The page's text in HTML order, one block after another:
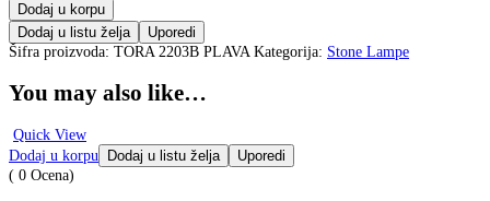
PLAVA
količina
Dodaj u korpu
Dodaj u listu želja
Uporedi
Šifra proizvoda: TORA 2203B PLAVA Kategorija: Stone Lampe
You may also like…
Quick View
Dodaj u korpu
Dodaj u listu želja
Uporedi
( 0 Ocena)